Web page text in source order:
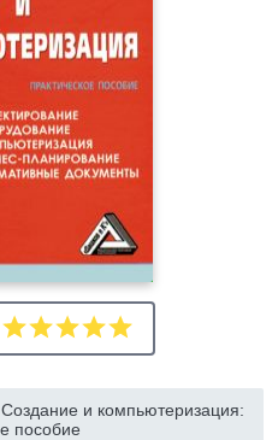
и компьютеризация:
пособие